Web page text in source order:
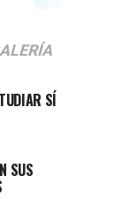
SÍ
SUS